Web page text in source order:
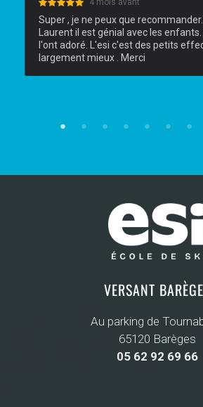
4 mois avant
Super , je ne peux que
Laurent il est génial avec les
l'ont adoré. L'esi c'est des petits
largement mieux . Merci
VERSANT
Au parking de
65120 Barèges
05 62 92 69 66